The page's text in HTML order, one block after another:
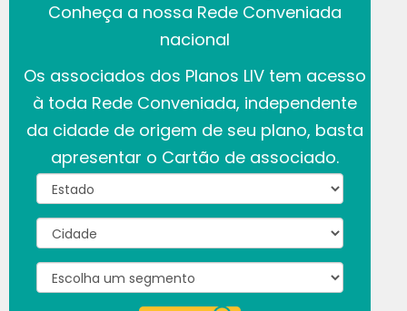
Conheça a nossa Rede Conveniada
nacional
Os associados dos Planos LIV tem acesso
à toda Rede Conveniada, independente
da cidade de origem de seu plano, basta
apresentar o Cartão de associado.